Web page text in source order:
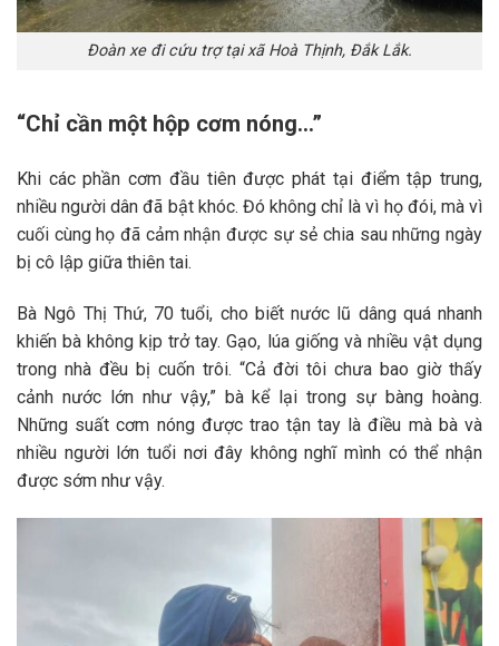
Đoàn xe đi cứu trợ tại xã Hoà Thịnh, Đắk Lắk.
“Chỉ cần một hộp cơm nóng…”
Khi các phần cơm đầu tiên được phát tại điểm tập trung,
nhiều người dân đã bật khóc. Đó không chỉ là vì họ đói, mà vì
cuối cùng họ đã cảm nhận được sự sẻ chia sau những ngày
bị cô lập giữa thiên tai.
Bà Ngô Thị Thứ, 70 tuổi, cho biết nước lũ dâng quá nhanh
khiến bà không kịp trở tay. Gạo, lúa giống và nhiều vật dụng
trong nhà đều bị cuốn trôi. “Cả đời tôi chưa bao giờ thấy
cảnh nước lớn như vậy,” bà kể lại trong sự bàng hoàng.
Những suất cơm nóng được trao tận tay là điều mà bà và
nhiều người lớn tuổi nơi đây không nghĩ mình có thể nhận
được sớm như vậy.